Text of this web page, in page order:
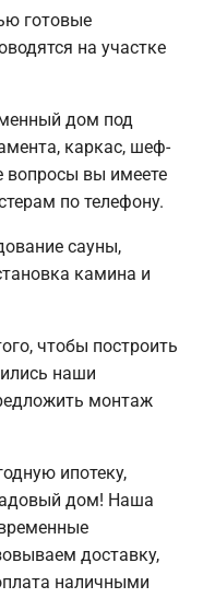
готовые
на участке
дом под
каркас, шеф-
вы имеете
по телефону.
сауны,
камина и
чтобы построить
наши
монтаж
ипотеку,
дом! Наша
доставку,
наличными